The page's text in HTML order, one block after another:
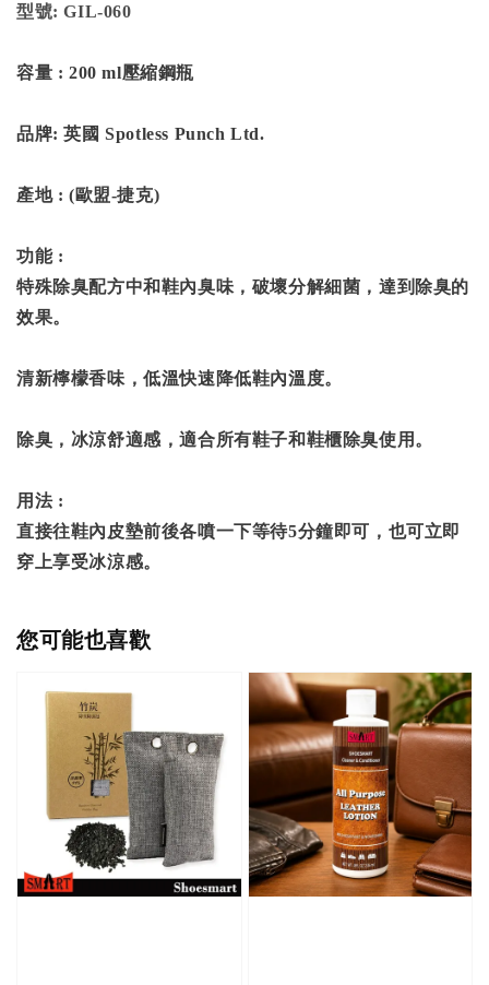
型號: GIL-060
容量 : 200 ml壓縮鋼瓶
品牌: 英國 Spotless Punch Ltd.
產地 : (歐盟-捷克)
功能 :
特殊除臭配方中和鞋內臭味，破壞分解細菌，達到除臭的
效果。
清新檸檬香味，低溫快速降低鞋內溫度。
除臭，冰涼舒適感，適合所有鞋子和鞋櫃除臭使用。
用法 :
直接往鞋內皮墊前後各噴一下等待5分鐘即可，也可立即
穿上享受冰涼感。
您可能也喜歡